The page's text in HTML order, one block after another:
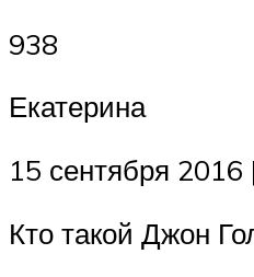
938
Екатерина
15 сентября 2016
Кто такой Джон